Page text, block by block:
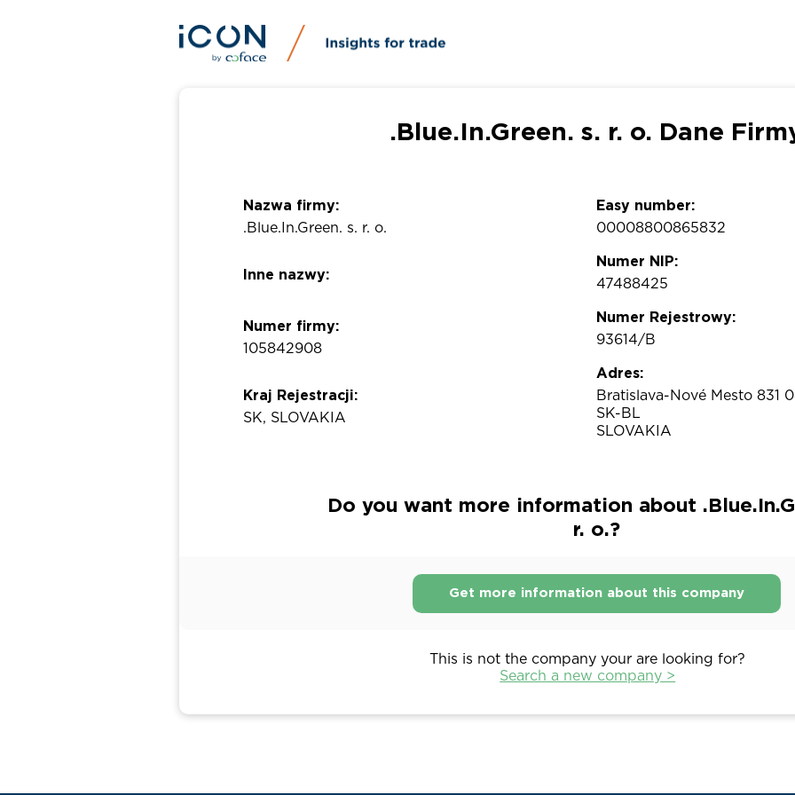
.Blue.In.Green. s. r. o. Dane
Nazwa firmy:
.Blue.In.Green. s. r. o.
Inne nazwy:
Numer firmy:
105842908
Kraj Rejestracji:
SK, SLOVAKIA
Easy number:
00008800865832
Numer NIP:
47488425
Numer Rejestrowy:
93614/B
Adres:
Bratislava-Nové Mesto 831
SK-BL
SLOVAKIA
Do you want more information about
r. o.?
Get more information about this company
This is not the company your are looking for?
Search a new company >